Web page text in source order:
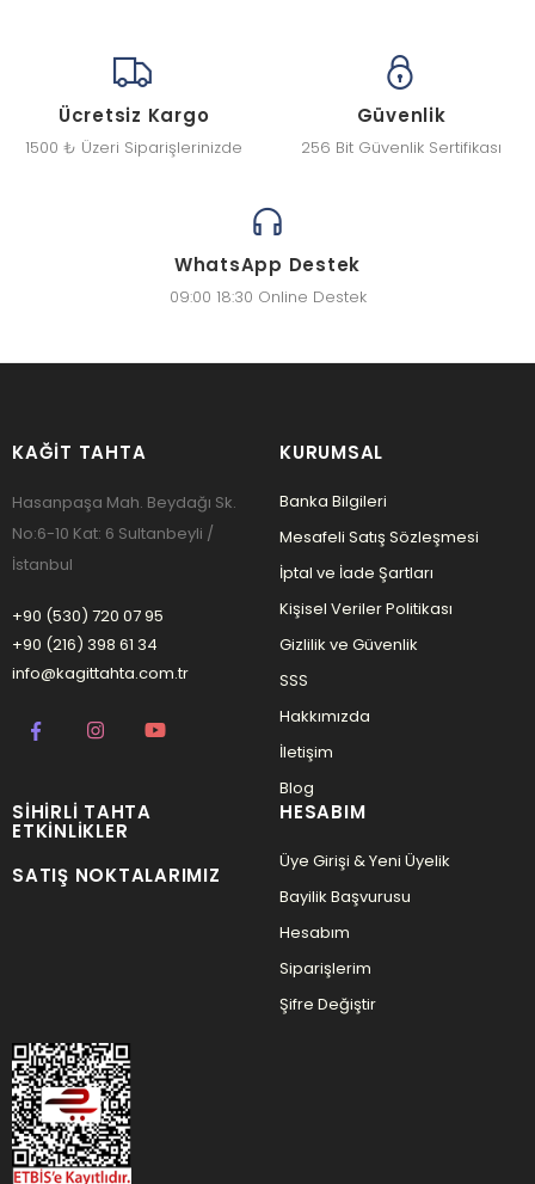
Ücretsiz Kargo
1500 ₺ Üzeri Siparişlerinizde
Güvenlik
256 Bit Güvenlik Sertifikası
WhatsApp Destek
09:00 18:30 Online Destek
KAĞIT TAHTA
Hasanpaşa Mah. Beydağı Sk.
No:6-10 Kat: 6 Sultanbeyli /
İstanbul
+90 (530) 720 07 95
+90 (216) 398 61 34
info@kagittahta.com.tr
KURUMSAL
Banka Bilgileri
Mesafeli Satış Sözleşmesi
İptal ve İade Şartları
Kişisel Veriler Politikası
Gizlilik ve Güvenlik
SSS
Hakkımızda
İletişim
Blog
SIHIRLI TAHTA
ETKINLIKLER
SATIŞ NOKTALARIMIZ
HESABIM
Üye Girişi & Yeni Üyelik
Bayilik Başvurusu
Hesabım
Siparişlerim
Şifre Değiştir